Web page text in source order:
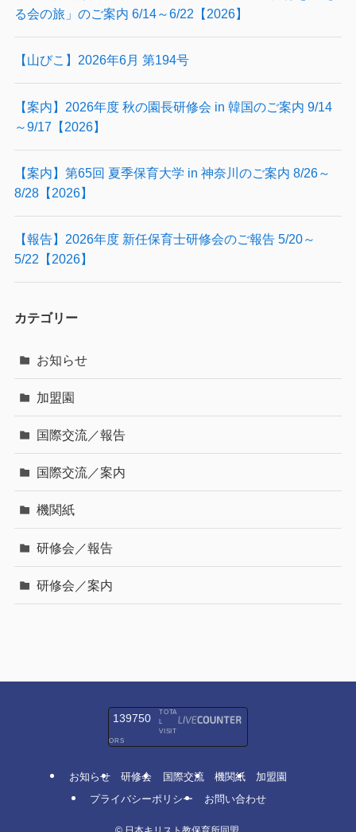
る会の旅」のご案内 6/14～6/22【2026】
【山びこ】2026年6月 第194号
【案内】2026年度 秋の園長研修会 in 韓国のご案内 9/14
～9/17【2026】
【案内】第65回 夏季保育大学 in 神奈川のご案内 8/26～
8/28【2026】
【報告】2026年度 新任保育士研修会のご報告 5/20～
5/22【2026】
カテゴリー
お知らせ
加盟園
国際交流／報告
国際交流／案内
機関紙
研修会／報告
研修会／案内
139750
TOTA
L
VISIT
ORS
お知らせ 研修会 国際交流 機関紙
加盟園
プライバシーポリシー
お問い合わせ